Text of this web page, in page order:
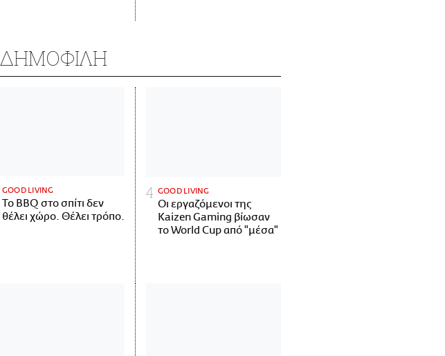
ΔΗΜΟΦΙΛΗ
GOOD LIVING
Το BBQ στο σπίτι δεν
θέλει χώρο. Θέλει τρόπο.
GOOD LIVING
Οι εργαζόμενοι της
Kaizen Gaming βίωσαν
το World Cup από "μέσα"